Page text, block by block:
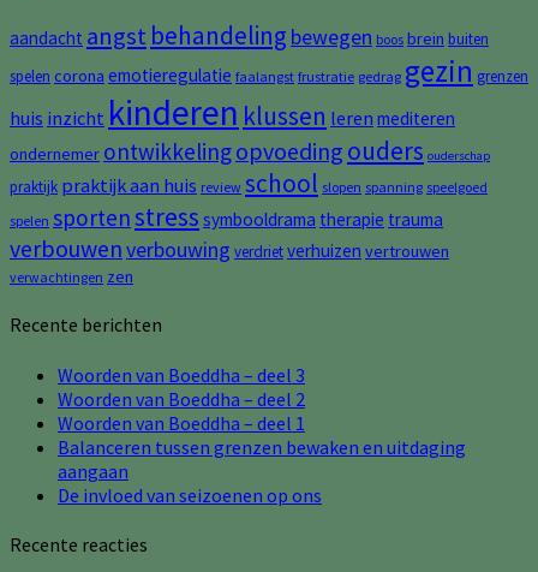
aandacht angst behandeling bewegen boos brein buiten
spelen corona emotieregulatie faalangst frustratie gedrag gezin grenzen
huis inzicht kinderen klussen leren mediteren
ondernemer ontwikkelingopvoeding ouders ouderschap
praktijk praktijk aan huis review school slopen spanning speelgoed
spelen sportenstress symbooldrama therapie trauma
verbouwenverbouwing verdrietverhuizen vertrouwen
verwachtingen zen
Recente berichten
Woorden van Boeddha – deel 3
Woorden van Boeddha – deel 2
Woorden van Boeddha – deel 1
Balanceren tussen grenzen bewaken en uitdaging
aangaan
De invloed van seizoenen op ons
Recente reacties